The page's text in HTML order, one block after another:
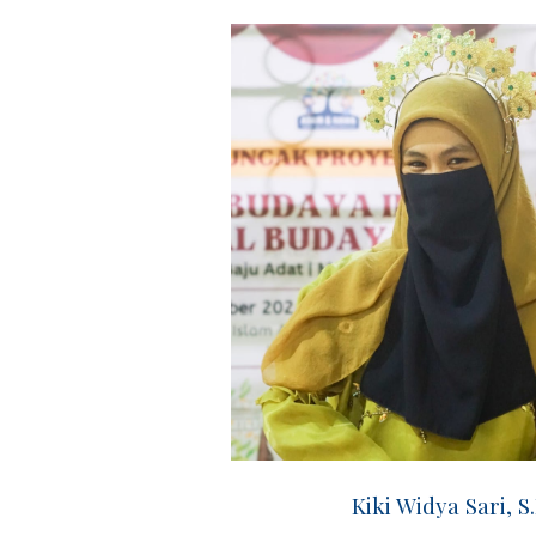
Kiki Widya Sari,